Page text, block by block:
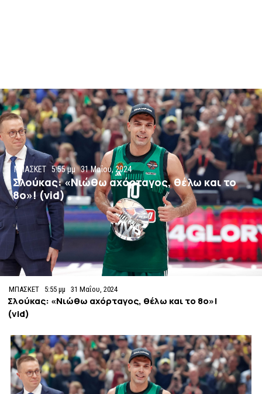
ΜΠΑΣΚΕΤ 5:55 μμ 31 Μαΐου, 2024
Σλούκας: «Νιώθω αχόρταγος, θέλω και το
8ο»! (vid)
ΜΠΑΣΚΕΤ 5:55 μμ 31 Μαΐου, 2024
Σλούκας: «Νιώθω αχόρταγος, θέλω και το 8ο»!
(vid)